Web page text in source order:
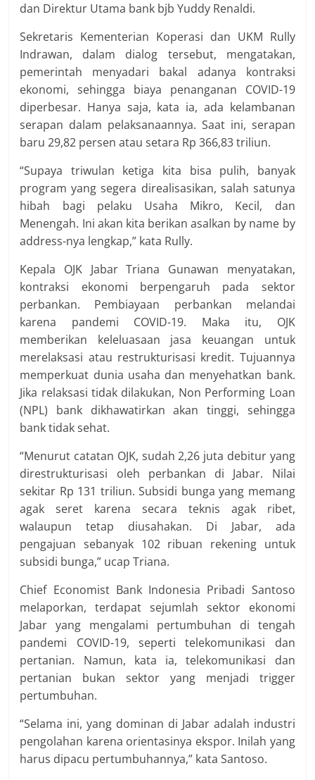
dan Direktur Utama bank bjb Yuddy Renaldi.
Sekretaris Kementerian Koperasi dan UKM Rully
Indrawan, dalam dialog tersebut, mengatakan,
pemerintah menyadari bakal adanya kontraksi
ekonomi, sehingga biaya penanganan COVID-19
diperbesar. Hanya saja, kata ia, ada kelambanan
serapan dalam pelaksanaannya. Saat ini, serapan
baru 29,82 persen atau setara Rp 366,83 triliun.
“Supaya triwulan ketiga kita bisa pulih, banyak
program yang segera direalisasikan, salah satunya
hibah bagi pelaku Usaha Mikro, Kecil, dan
Menengah. Ini akan kita berikan asalkan by name by
address-nya lengkap,” kata Rully.
Kepala OJK Jabar Triana Gunawan menyatakan,
kontraksi ekonomi berpengaruh pada sektor
perbankan. Pembiayaan perbankan melandai
karena pandemi COVID-19. Maka itu, OJK
memberikan keleluasaan jasa keuangan untuk
merelaksasi atau restrukturisasi kredit. Tujuannya
memperkuat dunia usaha dan menyehatkan bank.
Jika relaksasi tidak dilakukan, Non Performing Loan
(NPL) bank dikhawatirkan akan tinggi, sehingga
bank tidak sehat.
“Menurut catatan OJK, sudah 2,26 juta debitur yang
direstrukturisasi oleh perbankan di Jabar. Nilai
sekitar Rp 131 triliun. Subsidi bunga yang memang
agak seret karena secara teknis agak ribet,
walaupun tetap diusahakan. Di Jabar, ada
pengajuan sebanyak 102 ribuan rekening untuk
subsidi bunga,” ucap Triana.
Chief Economist Bank Indonesia Pribadi Santoso
melaporkan, terdapat sejumlah sektor ekonomi
Jabar yang mengalami pertumbuhan di tengah
pandemi COVID-19, seperti telekomunikasi dan
pertanian. Namun, kata ia, telekomunikasi dan
pertanian bukan sektor yang menjadi trigger
pertumbuhan.
“Selama ini, yang dominan di Jabar adalah industri
pengolahan karena orientasinya ekspor. Inilah yang
harus dipacu pertumbuhannya,” kata Santoso.